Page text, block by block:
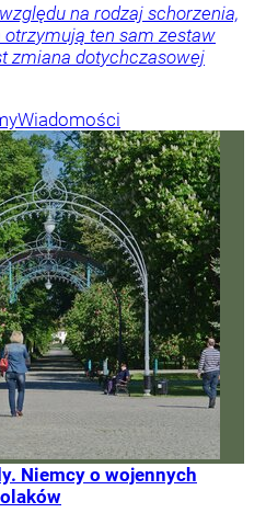
na rodzaj schorzenia,
ten sam zestaw
zmiana dotychczasowej
Wiadomości
Niemcy o wojennych